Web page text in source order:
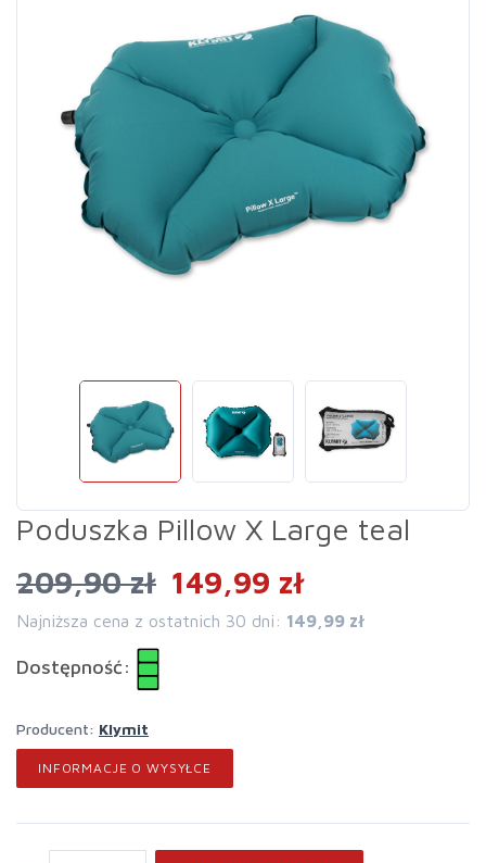
Poduszka Pillow X Large teal
209,90 zł 149,99 zł
Najniższa cena z ostatnich 30 dni: 149,99 zł
Dostępność:
Producent: Klymit
INFORMACJE O WYSYŁCE